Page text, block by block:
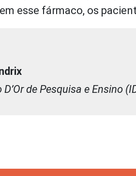
esse fármaco, os
de Pesquisa e Ensino